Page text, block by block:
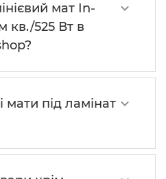
мат In-
кв./525 Вт в
мати під ламінат